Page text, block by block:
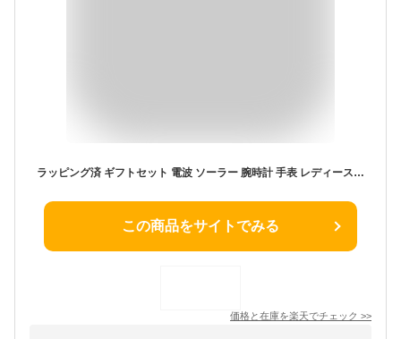
ラッピング済 ギフトセット 電波 ソーラー 腕時計 手表 レディース 母の日 防水 Q&Q シチズン 時計ケース付 水に強い 水泳 海 プール 記念日 記念日プレゼント 女性 彼女 妻 母 祖母 入学祝い 入社祝い 還暦祝い 退職祝い アナログ 電池交換不要 正規品 成人 卒業 入学
この商品をサイトでみる
価格と在庫を楽天でチェック >>